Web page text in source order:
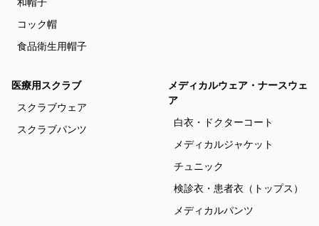
コック帽
食品衛生用帽子
医療用スクラブ
スクラブウェア
スクラブパンツ
メディカルウェア・ナースウェ
ア
白衣・ドクターコート
メディカルジャケット
チュニック
検診衣・患者衣（トップス）
メディカルパンツ